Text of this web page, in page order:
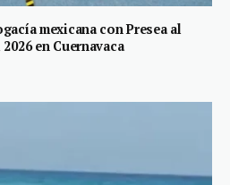
mexicana con Presea al
en Cuernavaca